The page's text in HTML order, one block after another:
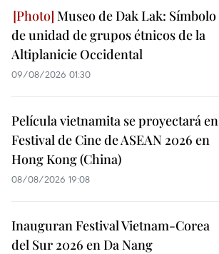
Museo de Dak Lak: Símbolo
de unidad de grupos étnicos de la
Altiplanicie Occidental
09/08/2026 01:30
Película vietnamita se proyectará en
Festival de Cine de ASEAN 2026 en
Hong Kong (China)
08/08/2026 19:08
Inauguran Festival Vietnam-Corea
del Sur 2026 en Da Nang